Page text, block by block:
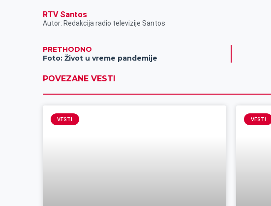
RTV Santos
Autor: Redakcija radio televizije Santos
PRETHODNO
Foto: Život u vreme pandemije
POVEZANE VESTI
VESTI VESTI